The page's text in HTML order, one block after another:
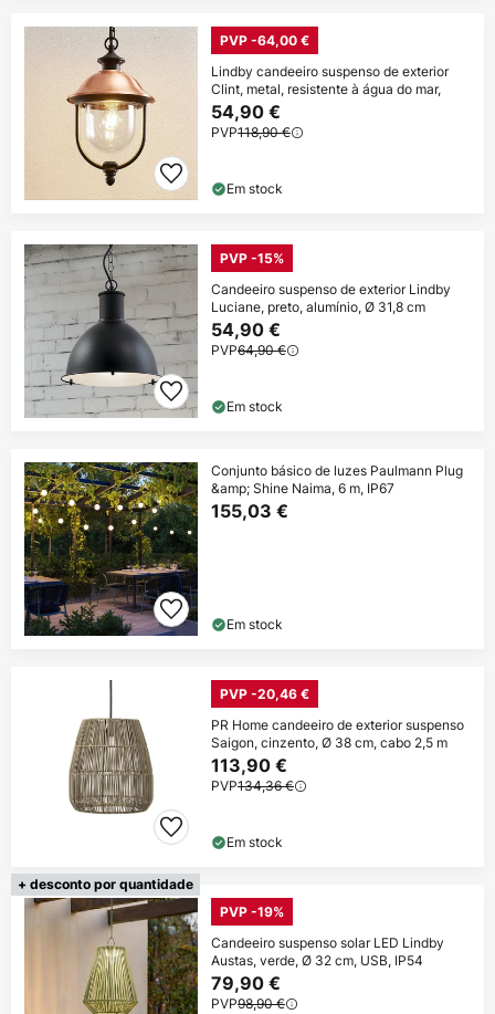
PVP -64,00 €
Lindby candeeiro suspenso de exterior
Clint, metal, resistente à água do mar,
54,90 €
PVP118,90 €
Em stock
PVP -15%
Candeeiro suspenso de exterior Lindby
Luciane, preto, alumínio, Ø 31,8 cm
54,90 €
PVP64,90 €
Em stock
Conjunto básico de luzes Paulmann Plug
&amp; Shine Naima, 6 m, IP67
155,03 €
Em stock
PVP -20,46 €
PR Home candeeiro de exterior suspenso
Saigon, cinzento, Ø 38 cm, cabo 2,5 m
113,90 €
PVP134,36 €
Em stock
+ desconto por quantidade
PVP -19%
Candeeiro suspenso solar LED Lindby
Austas, verde, Ø 32 cm, USB, IP54
79,90 €
PVP98,90 €